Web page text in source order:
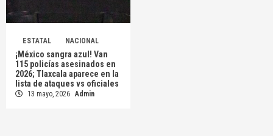
ESTATAL NACIONAL
¡México sangra azul! Van
115 policías asesinados en
2026; Tlaxcala aparece en la
lista de ataques vs oficiales
13 mayo, 2026 Admin